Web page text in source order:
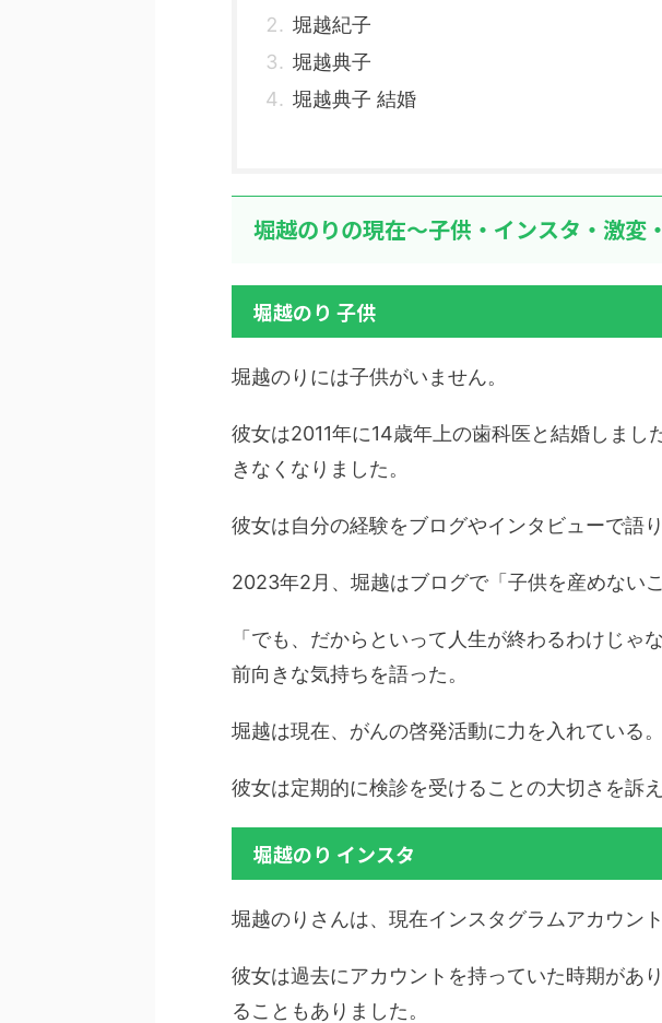
堀越紀子
堀越典子
堀越典子 結婚
堀越のりの現在～子供・インスタ・激変
堀越のり 子供
堀越のりには子供がいません。
彼女は2011年に14歳年上の歯科医と結婚しま
きなくなりました。
彼女は自分の経験をブログやインタビューで語
2023年2月、堀越はブログで「子供を産めない
「でも、だからといって人生が終わるわけじ
前向きな気持ちを語った。
堀越は現在、がんの啓発活動に力を入れている。
彼女は定期的に検診を受けることの大切さを訴
堀越のり インスタ
堀越のりさんは、現在インスタグラムアカウン
彼女は過去にアカウントを持っていた時期があ
ることもありました。